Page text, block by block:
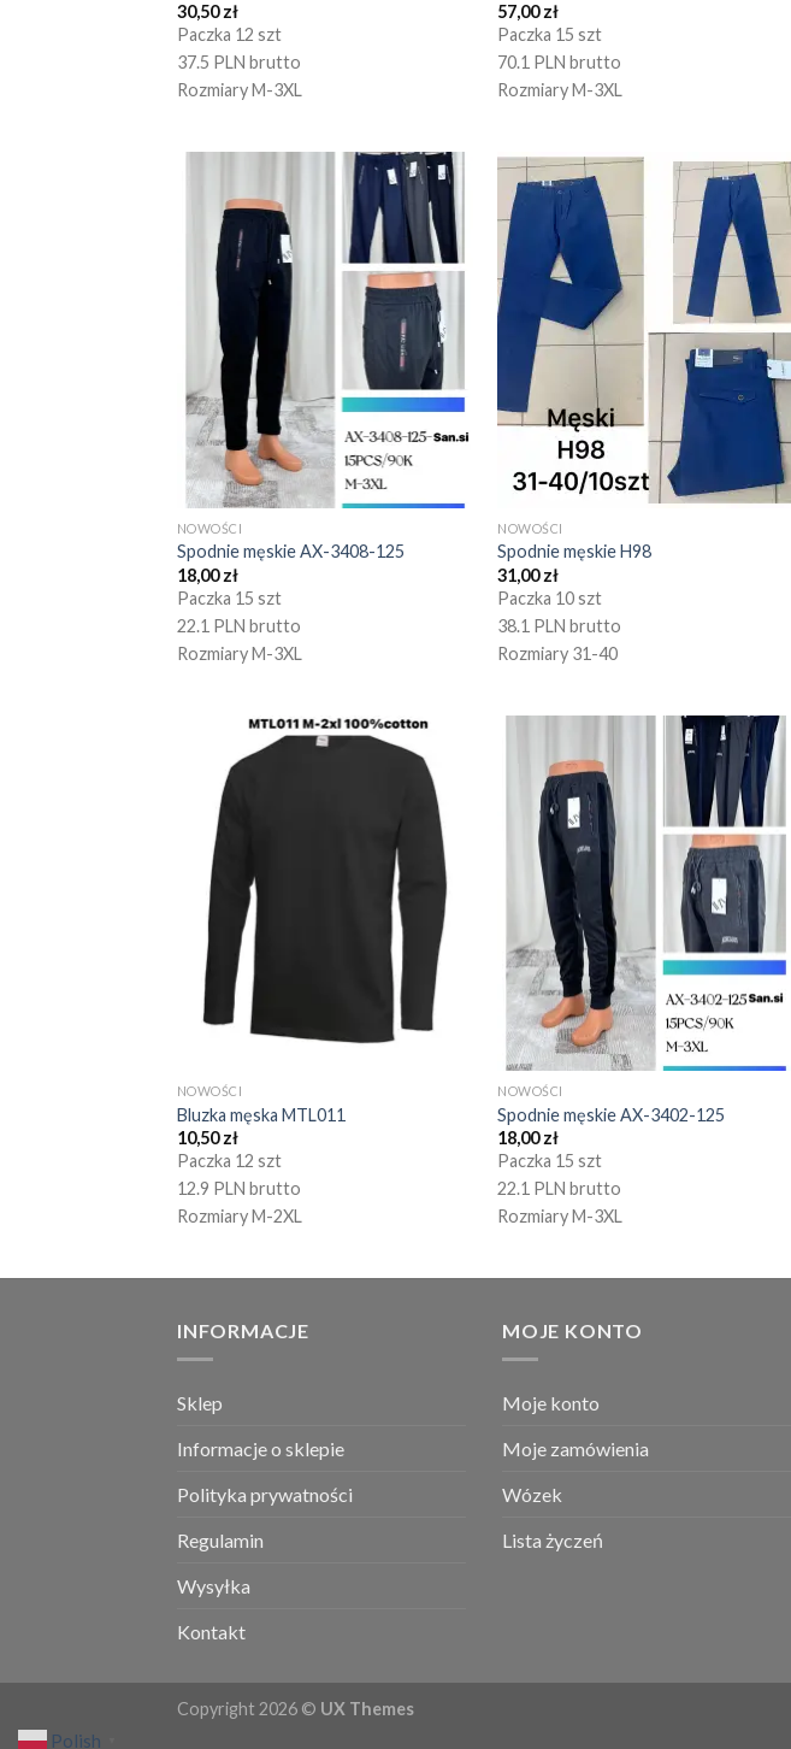
30,50zł
Paczka 12 szt
37.5 PLN brutto
Rozmiary M-3XL
57,00zł
Paczka 15 szt
70.1 PLN brutto
Rozmiary M-3XL
NOWOŚCI
Spodnie męskie AX-3408-125
18,00zł
Paczka 15 szt
22.1 PLN brutto
Rozmiary M-3XL
NOWOŚCI
Spodnie męskie H98
31,00zł
Paczka 10 szt
38.1 PLN brutto
Rozmiary 31-40
NOWOŚCI
Bluzka męska MTL011
10,50zł
Paczka 12 szt
12.9 PLN brutto
Rozmiary M-2XL
NOWOŚCI
Spodnie męskie AX-3402-125
18,00zł
Paczka 15 szt
22.1 PLN brutto
Rozmiary M-3XL
INFORMACJE
Sklep
Informacje o sklepie
Polityka prywatności
Regulamin
Wysyłka
Kontakt
MOJE KONTO
Moje konto
Moje zamówienia
Wózek
Lista życzeń
Copyright 2026 © UX Themes
Polish